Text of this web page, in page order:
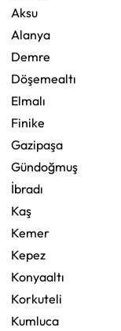
Aksu
Alanya
Demre
Döşemealtı
Elmalı
Finike
Gazipaşa
Gündoğmuş
İbradı
Kaş
Kemer
Kepez
Konyaaltı
Korkuteli
Kumluca